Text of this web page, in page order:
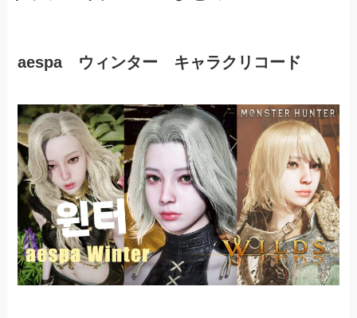
aespa ウィンター キャラクリコード